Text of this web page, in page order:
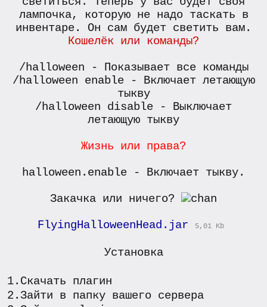
лампочка, которую не надо таскать в
инвентаре. Он сам будет светить вам.
Кошелёк или команды?
/halloween - Показывает все команды
/halloween enable - Включает летающую
тыкву
/halloween disable - Выключает
летающую тыкву
Жизнь или права?
halloween.enable - Включает тыкву.
Закачка или ничего?
FlyingHalloweenHead.jar 5,01 Kb
Установка
1.Скачать плагин
2.Зайти в папку вашего сервера